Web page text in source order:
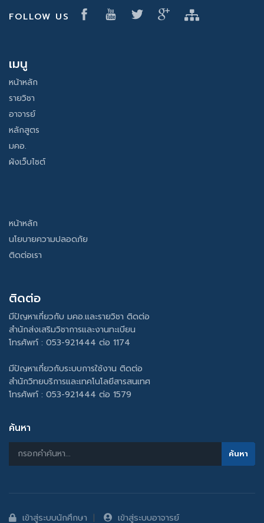
FOLLOW US
เมนู
หน้าหลัก
รายวิชา
อาจารย์
หลักสูตร
มคอ.
ผังเว็บไซต์
หน้าหลัก
นโยบายความปลอดภัย
ติดต่อเรา
ติดต่อ
มีปัญหาเกี่ยวกับ มคอ.และรายวิชา ติดต่อ
สำนักส่งเสริมวิชาการและงานทะเบียน
โทรศัพท์ : 053-921444 ต่อ 1174
มีปัญหาเกี่ยวกับระบบการใช้งาน ติดต่อ
สำนักวิทยบริการและเทคโนโลยีสารสนเทศ
โทรศัพท์ : 053-921444 ต่อ 1579
ค้นหา
เข้าสู่ระบบนักศึกษา เข้าสู่ระบบอาจารย์